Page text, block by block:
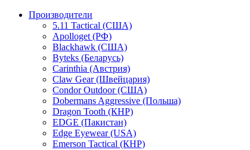
Производители
5.11 Tactical (США)
Apolloget (РФ)
Blackhawk (США)
Byteks (Беларусь)
Carinthia (Австрия)
Claw Gear (Швейцария)
Condor Outdoor (США)
Dobermans Aggressive (Польша)
Dragon Tooth (КНР)
EDGE (Пакистан)
Edge Eyewear (USA)
Emerson Tactical (КНР)